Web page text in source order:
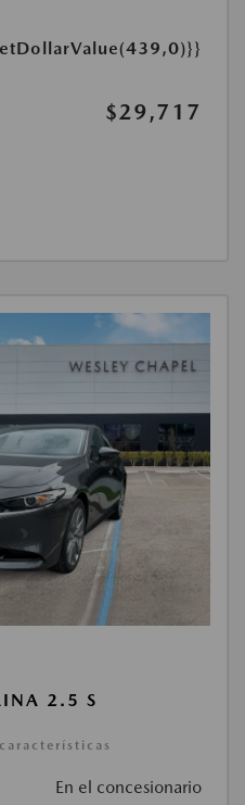
$29,717
2.5 S
En el concesionario